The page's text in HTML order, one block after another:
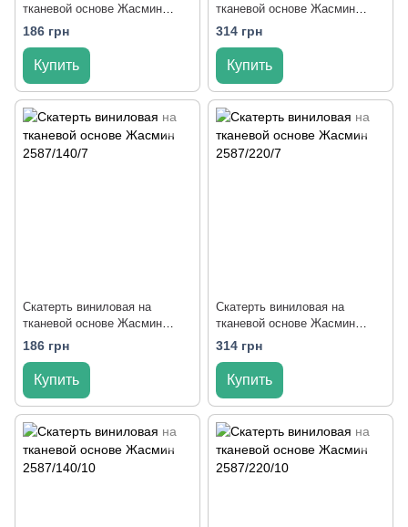
тканевой основе Жасмин
2587/140/2
186 грн
Купить
тканевой основе Жасмин
2587/220/2
314 грн
Купить
Скатерть виниловая на
тканевой основе Жасмин
2587/140/7
186 грн
Купить
Скатерть виниловая на
тканевой основе Жасмин
2587/220/7
314 грн
Купить